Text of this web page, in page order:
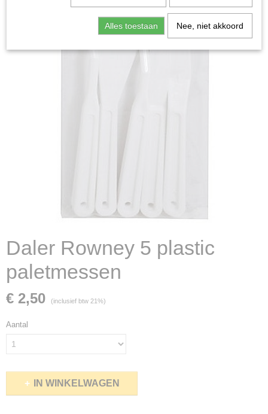
Daler Rowney 5 plastic
paletmessen
€ 2,50 (inclusief btw 21%)
Aantal
IN WINKELWAGEN
Alles toestaan Nee, niet akkoord